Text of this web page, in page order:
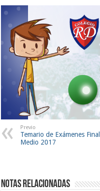
Previo
Temario de Exámenes
Medio 2017
Notas Relacionadas